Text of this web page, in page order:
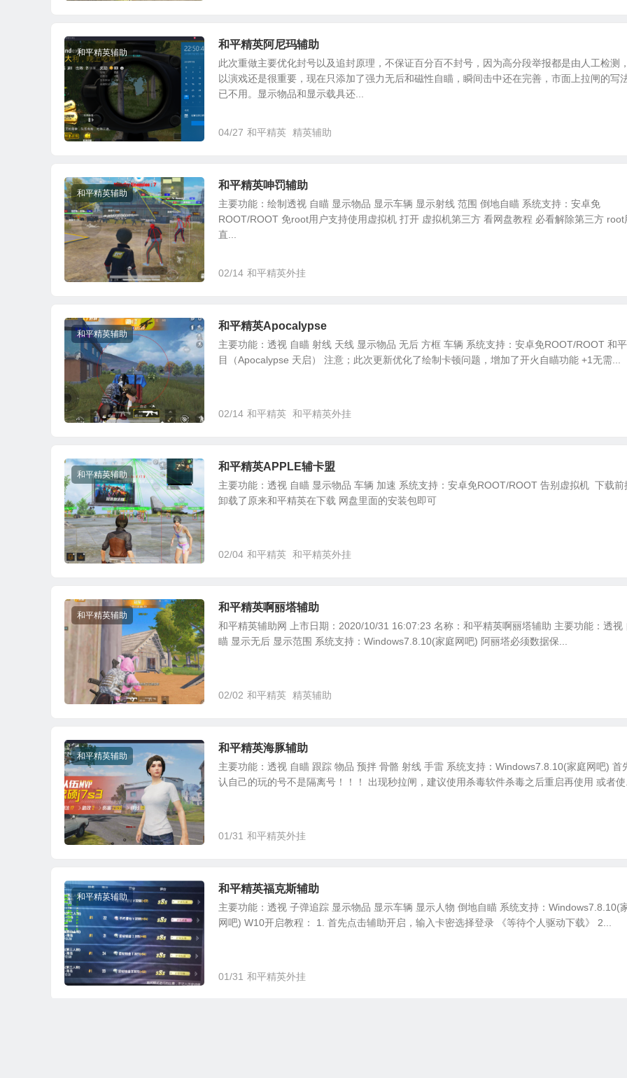
和平精英辅助
和平精英阿尼玛辅助
此次重做主要优化封号以及追封原理，不保证百分百不封号，因为高分段举报都是由人工检测
以演戏还是很重要，现在只添加了强力无后和磁性自瞄，瞬间击中还在完善，市面上拉闸的写
已不用。显示物品和显示载具还...
04/27 和平精英 精英辅助
和平精英辅助
和平精英呻罚辅助
主要功能：绘制透视 自瞄 显示物品 显示车辆 显示射线 范围 倒地自瞄 系统支持：安卓免
ROOT/ROOT 免root用户支持使用虚拟机 打开 虚拟机第三方 看网盘教程 必看解除第三方 root
直...
02/14 和平精英外挂
和平精英辅助
和平精英Apocalypse
主要功能：透视 自瞄 射线 天线 显示物品 无后 方框 车辆 系统支持：安卓免ROOT/ROOT 和
目（Apocalypse 天启） 注意；此次更新优化了绘制卡顿问题，增加了开火自瞄功能 +1无需...
02/14 和平精英 和平精英外挂
和平精英辅助
和平精英APPLE辅卡盟
主要功能：透视 自瞄 显示物品 车辆 加速 系统支持：安卓免ROOT/ROOT 告别虚拟机 下载前
卸载了原来和平精英在下载 网盘里面的安装包即可
02/04 和平精英 和平精英外挂
和平精英辅助
和平精英啊丽塔辅助
和平精英辅助网 上市日期：2020/10/31 16:07:23 名称：和平精英啊丽塔辅助 主要功能：透视
瞄 显示无后 显示范围 系统支持：Windows7.8.10(家庭网吧) 阿丽塔必须数据保...
02/02 和平精英 精英辅助
和平精英辅助
和平精英海豚辅助
主要功能：透视 自瞄 跟踪 物品 预拌 骨骼 射线 手雷 系统支持：Windows7.8.10(家庭网吧) 首
认自己的玩的号不是隔离号！！！ 出现秒拉闸，建议使用杀毒软件杀毒之后重启再使用 或者使
01/31 和平精英外挂
和平精英辅助
和平精英福克斯辅助
主要功能：透视 子弹追踪 显示物品 显示车辆 显示人物 倒地自瞄 系统支持：Windows7.8.10(
网吧) W10开启教程： 1. 首先点击辅助开启，输入卡密选择登录 《等待个人驱动下载》 2...
01/31 和平精英外挂